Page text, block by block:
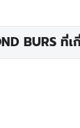
BURS ที่